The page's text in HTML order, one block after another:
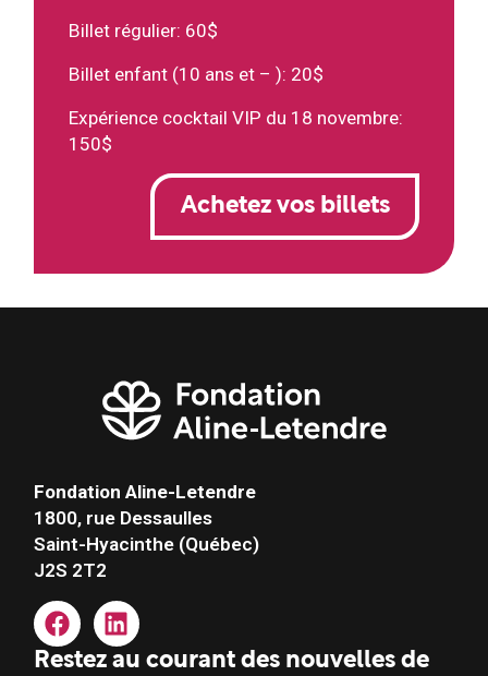
Billet régulier: 60$
Billet enfant (10 ans et – ): 20$
Expérience cocktail VIP du 18 novembre:
150$
Achetez vos billets
Fondation Aline-Letendre
1800, rue Dessaulles
Saint-Hyacinthe (Québec)
J2S 2T2
Restez au courant des nouvelles de